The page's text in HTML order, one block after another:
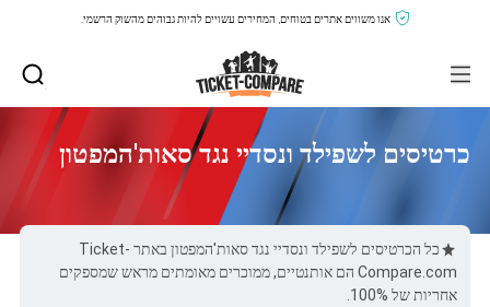
אנו משווים אתרים בטוחים, המחירים עשויים להיות גבוהים מהשוק הרשמי.
כרטיסים לשפילד ונסדיי נגד סאות'המפטון
כל הכרטיסים לשפילד ונסדיי נגד סאות'המפטון באתר Ticket-
Compare.com הם אותנטיים, ממוכרים מאומתים מראש שמספקים
אחריות של 100%.